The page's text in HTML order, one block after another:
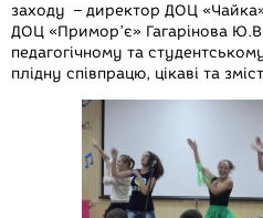
заходу – директор ДОЦ
ДОЦ «Примор’є» Гагарінова
педагогічному та
плідну співпрацю, цікаві та